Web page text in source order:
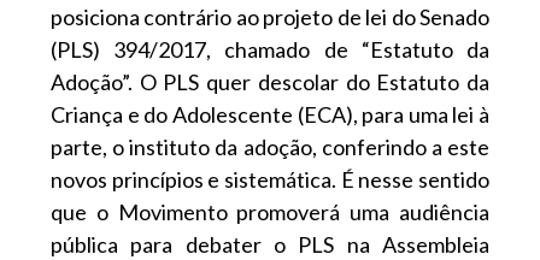
posiciona contrário ao projeto de lei do Senado
(PLS) 394/2017, chamado de “Estatuto da
Adoção”. O PLS quer descolar do Estatuto da
Criança e do Adolescente (ECA), para uma lei à
parte, o instituto da adoção, conferindo a este
novos princípios e sistemática. É nesse sentido
que o Movimento promoverá uma audiência
pública para debater o PLS na Assembleia